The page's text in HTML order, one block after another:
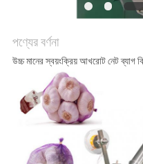
গোপনীয়তা
নীতি
পণ্যের বর্ণনা
উচ্চ মানের স্বয়ংক্রিয় আখরোট নেট ব্যাগ